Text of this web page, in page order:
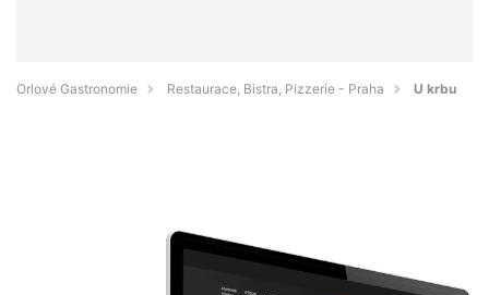
Orlové Gastronomie Restaurace, Bistra, Pizzerie - Praha U krbu